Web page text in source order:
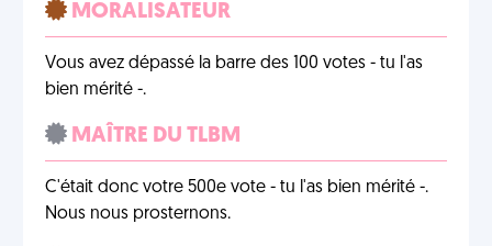
MORALISATEUR
Vous avez dépassé la barre des 100 votes - tu l'as
bien mérité -.
MAÎTRE DU TLBM
C'était donc votre 500e vote - tu l'as bien mérité -.
Nous nous prosternons.